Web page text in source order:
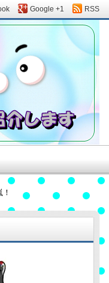
Google +1 RSS